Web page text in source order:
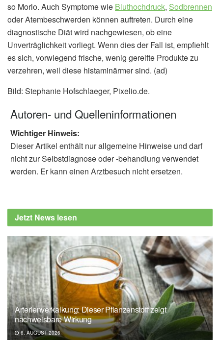
so Morlo. Auch Symptome wie Bluthochdruck, Sodbrennen
oder Atembeschwerden können auftreten. Durch eine
diagnostische Diät wird nachgewiesen, ob eine
Unverträglichkeit vorliegt. Wenn dies der Fall ist, empfiehlt
es sich, vorwiegend frische, wenig gereifte Produkte zu
verzehren, weil diese histaminärmer sind. (ad)
Bild: Stephanie Hofschlaeger, Pixelio.de.
Autoren- und Quelleninformationen
Wichtiger Hinweis:
Dieser Artikel enthält nur allgemeine Hinweise und darf
nicht zur Selbstdiagnose oder -behandlung verwendet
werden. Er kann einen Arztbesuch nicht ersetzen.
Jetzt News lesen
Arterienverkalkung: Dieser Pflanzenstoff zeigt
nachweisbare Wirkung
6. AUGUST 2026